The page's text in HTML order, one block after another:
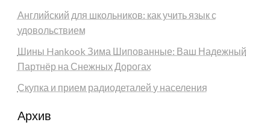
Английский для школьников: как учить язык с
удовольствием
Шины Hankook Зима Шипованные: Ваш Надежный
Партнёр на Снежных Дорогах
Скупка и прием радиодеталей у населения
Архив